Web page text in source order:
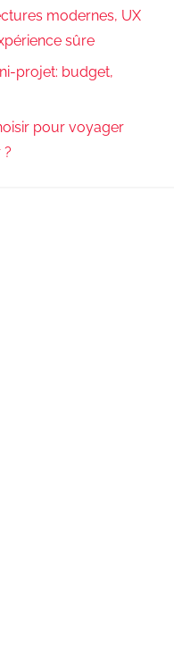
modernes, UX
sûre
projet: budget,
pour voyager